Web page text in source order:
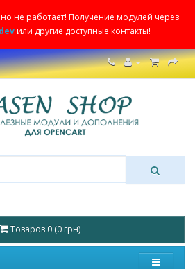
не работает! Получение модулей через
или другие доступные контакты!
Товаров 0 (0 грн)